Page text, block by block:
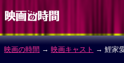
映画の時間 → 映画キャスト → 鯉家